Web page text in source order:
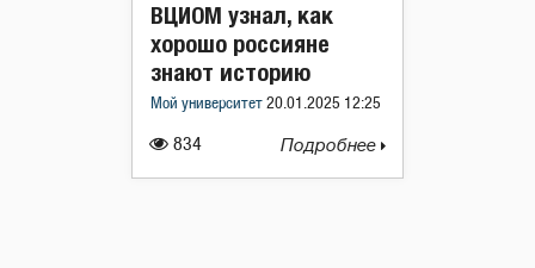
834
ВЦИОМ узнал, как
хорошо россияне
знают историю
Мой университет 20.01.2025 12:25
Подробнее